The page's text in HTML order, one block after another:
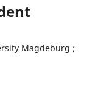
Magdeburg ;